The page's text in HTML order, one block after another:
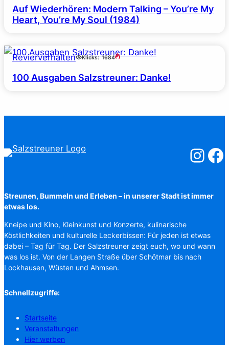
Auf Wiederhören: Modern Talking – You’re My
Heart, You’re My Soul (1984)
Revierverhalten Klicks: 1684
100 Ausgaben Salzstreuner: Danke!
Streunen, Bummeln und Erleben – in unserer Stadt ist immer
etwas los.
Kneipe und Kino, Kleinkunst und Konzerte, kulinarische
Köstlichkeiten und kulturelle Leckerbissen: Für jeden ist etwas
dabei – Tag für Tag. Der Salzstreuner zeigt euch, wo und wann
was los ist. Von der Langen Straße über Schötmar bis nach
Lockhausen, Wüsten und Ahmsen.
Schnellzugriffe:
Startseite
Veranstaltungen
Hier werben